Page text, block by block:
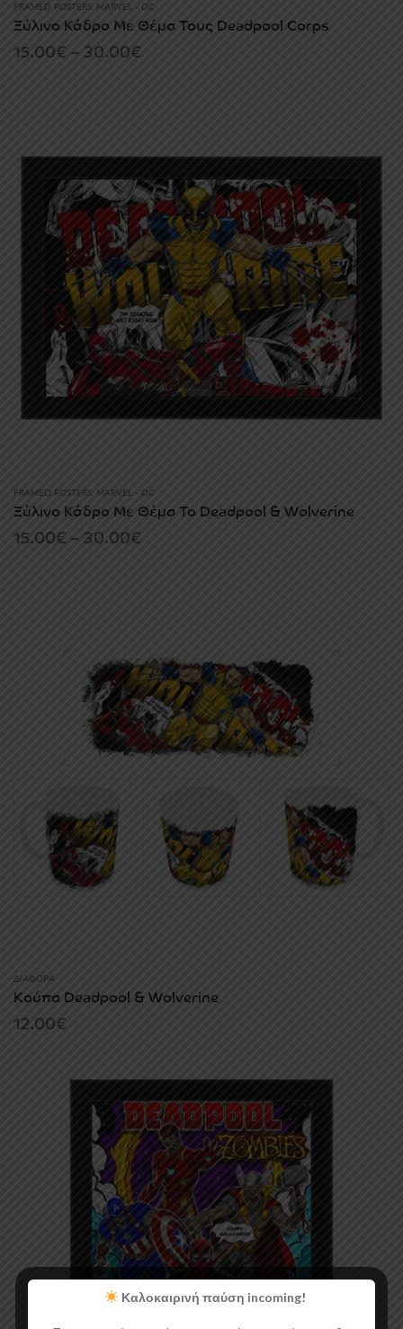
FRAMED POSTERS MARVEL - DC
Ξύλινο Κάδρο Με Θέμα Τους Deadpool Corps
15.00€–30.00€
30.00€
FRAMED POSTERS MARVEL - DC
Ξύλινο Κάδρο Με Θέμα Το Deadpool & Wolverine
15.00€–30.00€
ΔΙΆΦΟΡΑ
Κούπα Deadpool & Wolverine
12.00€
Καλοκαιρινή παύση incoming!